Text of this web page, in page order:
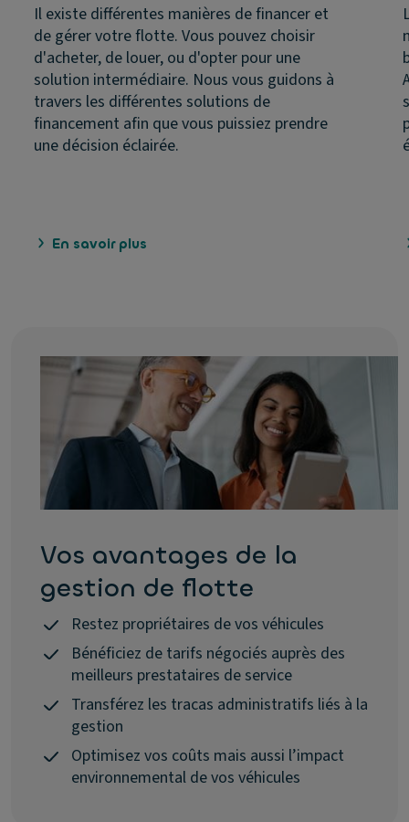
Il existe différentes manières de financer et
de gérer votre flotte. Vous pouvez choisir
d'acheter, de louer, ou d'opter pour une
solution intermédiaire. Nous vous guidons à
travers les différentes solutions de
financement afin que vous puissiez prendre
une décision éclairée.
En savoir plus
Vos avantages de la
gestion de flotte
Restez propriétaires de vos véhicules
Bénéficiez de tarifs négociés auprès des
meilleurs prestataires de service
Transférez les tracas administratifs liés à la
gestion
Optimisez vos coûts mais aussi l’impact
environnemental de vos véhicules